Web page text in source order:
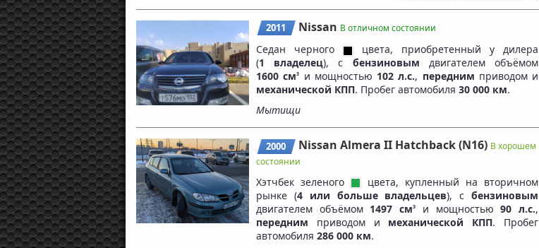
2011 Nissan В отличном состоянии
Седан черного
цвета, приобретенный у дилера
(1 владелец), c бензиновым двигателем объёмом
1600 см3 и мощностью 102 л.с., передним приводом и
механической КПП. Пробег автомобиля 30 000 км.
Мытищи
2000 Nissan Almera II Hatchback (N16) В хорошем
состоянии
Хэтчбек зеленого
цвета, купленный на вторичном
рынке (4 или больше владельцев), cбензиновым
двигателем объёмом 1497 см3 и мощностью90 л.с.,
передним приводом и механической КПП. Пробег
автомобиля 286 000 км.